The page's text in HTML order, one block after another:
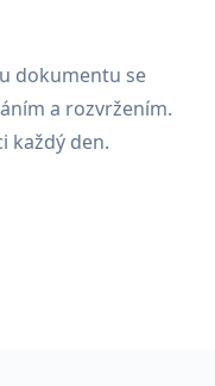
dokumentu se
a rozvržením.
každý den.